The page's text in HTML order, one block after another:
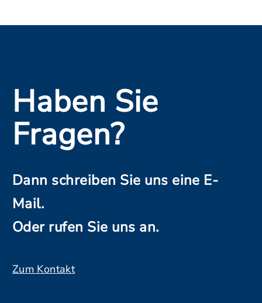
Haben Sie
Fragen?
Dann schreiben Sie uns eine E-
Mail.
Oder rufen Sie uns an.
Zum Kontakt